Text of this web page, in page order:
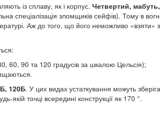
із сплаву, як і корпус. Четвертий,
спеціалізація зломщиків сейфів). Тому в
Аж до того, що його неможливо
60, 90 та 120 градусів за шкалою Цельсія);
120Б. У цих видах устаткування можуть
якій точці всередині конструкції як 170 °.